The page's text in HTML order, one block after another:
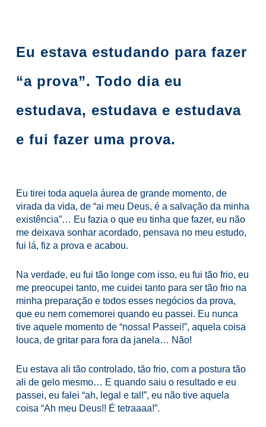
Eu estava estudando para fazer
“a prova”. Todo dia eu
estudava, estudava e estudava
e fui fazer uma prova.
Eu tirei toda aquela áurea de grande momento, de
virada da vida, de “ai meu Deus, é a salvação da minha
existência”… Eu fazia o que eu tinha que fazer, eu não
me deixava sonhar acordado, pensava no meu estudo,
fui lá, fiz a prova e acabou.
Na verdade, eu fui tão longe com isso, eu fui tão frio, eu
me preocupei tanto, me cuidei tanto para ser tão frio na
minha preparação e todos esses negócios da prova,
que eu nem comemorei quando eu passei. Eu nunca
tive aquele momento de “nossa! Passei!”, aquela coisa
louca, de gritar para fora da janela… Não!
Eu estava ali tão controlado, tão frio, com a postura tão
ali de gelo mesmo… E quando saiu o resultado e eu
passei, eu falei “ah, legal e tal!”, eu não tive aquela
coisa “Ah meu Deus!! É tetraaaa!”.